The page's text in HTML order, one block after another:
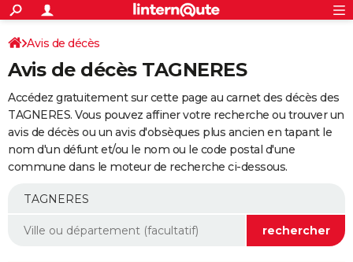
ACTUALITÉS
Politique
Société
Faits Divers
Education
Monde
Villes
+
SPORT
Coupe du monde 2026
Football
Tennis
Cyclisme
Rugby
Forum
Programme TV
TNT
Streaming
Cinéma
Sorties cinéma
Musique
+FINANCE
Retraite
Epargne
Immobilier
Risques naturels par ville
Banque
Assurance
AUTO
Essais
Réserver un essai
Citadines
Berlines
SUV
Forum auto
+
Mobiles
Meilleur smartphone
Internet
Ordinateurs
Jeux vidéo
Guide high-tech
Aménagement intérieur
Avis de décès
Avis de décès TAGNERES
Accédez gratuitement sur cette page au carnet des décès des
TAGNERES. Vous pouvez affiner votre recherche ou trouver un
avis de décès ou un avis d'obsèques plus ancien en tapant le
nom d'un défunt et/ou le nom ou le code postal d'une
commune dans le moteur de recherche ci-dessous.